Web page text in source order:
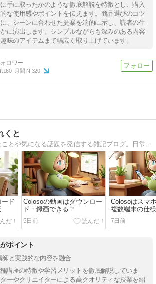
手に取ったかのような徹底解説を特徴とし、購入
な使用感やポイントを伝えます。商品選びのコツ
、シーンに合わせた提案を端的に示し、読者の生
に演出します。シンプルながらも深みのある内容
味のアイテムまで幅広く取り上げています。
160 月間IN:320
くと
ド
Colosoの動画はダウンロー
ド・録画できる？
5日前
Colosoはスマ
複数端末の仕
7日前
ポイント
師と実践的な内容を融合
講座の特徴や学習メリットを徹底解説していま
ーやクリエイターによる高クオリティな授業を紹